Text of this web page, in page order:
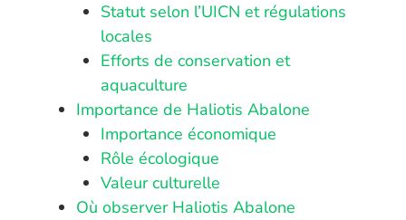
Statut selon l’UICN et régulations
locales
Efforts de conservation et
aquaculture
Importance de Haliotis Abalone
Importance économique
Rôle écologique
Valeur culturelle
Où observer Haliotis Abalone